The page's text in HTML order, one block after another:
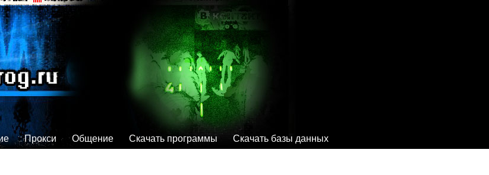
Прокси Общение Скачать программы Скачать базы данных